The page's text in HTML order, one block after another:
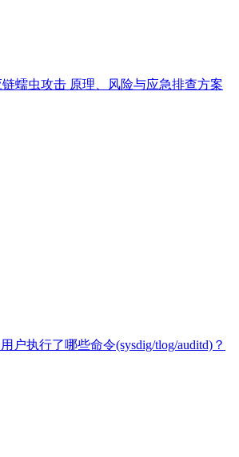
链蠕虫攻击 原理、风险与应急排查方案
户执行了哪些命令(sysdig/tlog/auditd)？